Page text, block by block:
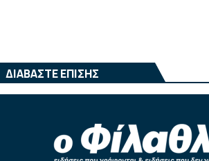
ΔΙΑΒΑΣΤΕ ΕΠΙΣΗΣ